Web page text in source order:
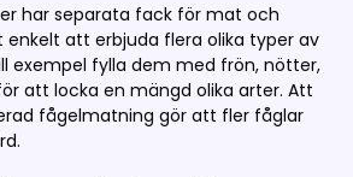
har separata fack för mat och
enkelt att erbjuda flera olika typer av
exempel fylla dem med frön, nötter,
att locka en mängd olika arter. Att
fågelmatning gör att fler fåglar